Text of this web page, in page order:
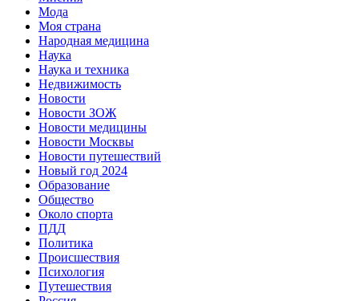
Мода
Моя страна
Народная медицина
Наука
Наука и техника
Недвижимость
Новости
Новости ЗОЖ
Новости медицины
Новости Москвы
Новости путешествий
Новый год 2024
Образование
Общество
Около спорта
ПДД
Политика
Происшествия
Психология
Путешествия